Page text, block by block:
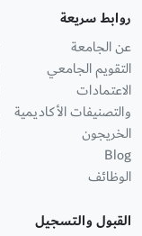
روابط سريعة
عن الجامعة
التقويم الجامعي
الاعتمادات
والتصنيفات الأكاديمية
الخريجون
Blog
الوظائف
القبول والتسجيل